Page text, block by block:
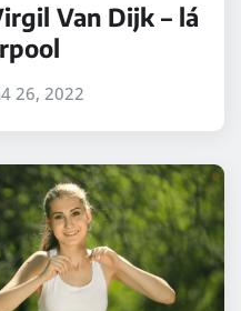
Van Dijk – lá
26, 2022